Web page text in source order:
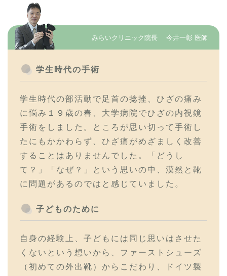
みらいクリニック院長 今井一彰 医師
学生時代の手術
学生時代の部活動で足首の捻挫、ひざの痛み
に悩み１９歳の春、大学病院でひざの内視鏡
手術をしました。ところが思い切って手術し
たにもかかわらず、ひざ痛がめざましく改善
することはありませんでした。「どうし
て？」「なぜ？」という思いの中、漠然と靴
に問題があるのではと感じていました。
子どものために
自身の経験上、子どもには同じ思いはさせた
くないという想いから、ファーストシューズ
（初めての外出靴）からこだわり、ドイツ製